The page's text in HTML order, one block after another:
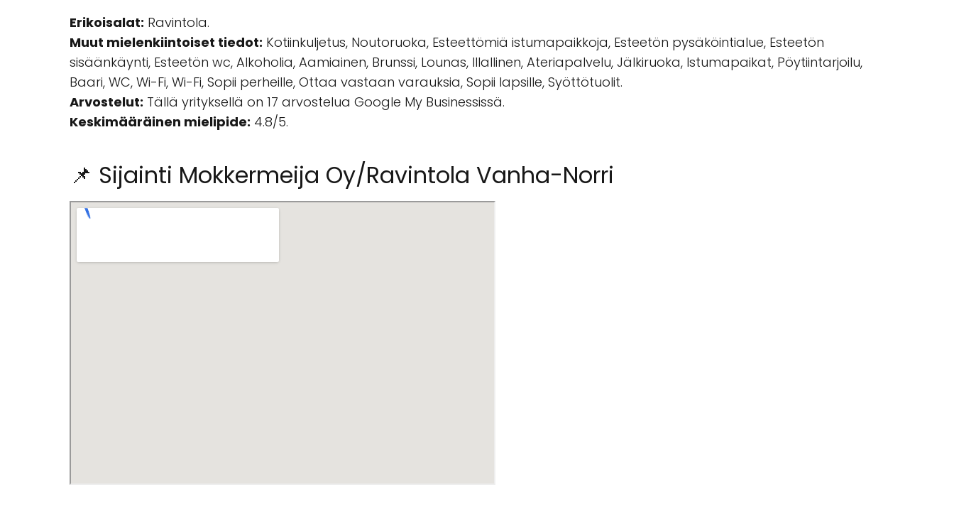
Erikoisalat: Ravintola.
Muut mielenkiintoiset tiedot: Kotiinkuljetus, Noutoruoka, Esteettömiä istumapaikkoja, Esteetön pysäköintialue, Esteetön
sisäänkäynti, Esteetön wc, Alkoholia, Aamiainen, Brunssi, Lounas, Illallinen, Ateriapalvelu, Jälkiruoka, Istumapaikat, Pöytiintarjoilu,
Baari, WC, Wi-Fi, Wi-Fi, Sopii perheille, Ottaa vastaan varauksia, Sopii lapsille, Syöttötuolit.
Arvostelut: Tällä yrityksellä on 17 arvostelua Google My Businessissä.
Keskimääräinen mielipide: 4.8/5.
📌 Sijainti Mokkermeija Oy/Ravintola Vanha-Norri